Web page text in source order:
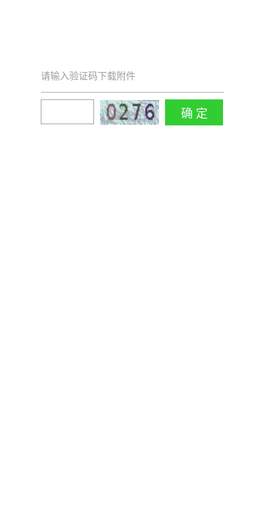
请输入验证码下载附件